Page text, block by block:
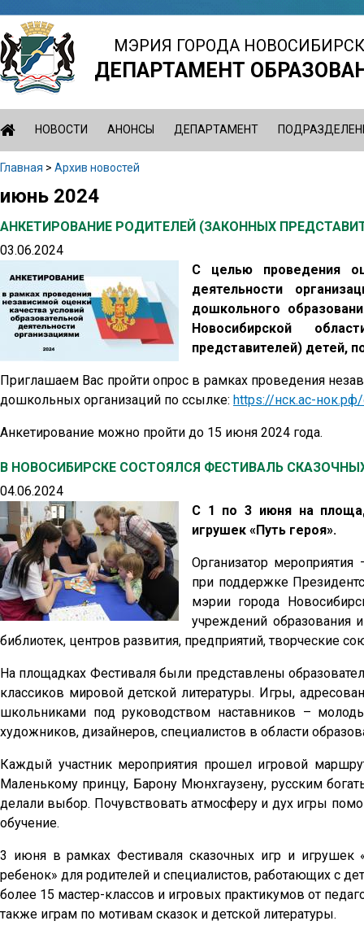
Jump
to
navigation
МЭРИЯ ГОРОДА
ДЕПАРТАМЕНТ
НОВОСТИ АНОНСЫ ДЕПАРТАМЕНТ
Главная > Архив новостей
Back
top
июнь 2024
АНКЕТИРОВАНИЕ РОДИТЕЛЕЙ (ЗАКОННЫХ
03.06.2024
С целью проведения
деятельности
дошкольного
Новосибирской
представителей) детей,
Приглашаем Вас пройти опрос в рамках проведения
дошкольных организаций по ссылке: https://нск.ас-
Анкетирование можно пройти до 15 июня 2024 года.
В НОВОСИБИРСКЕ СОСТОЯЛСЯ ФЕСТИВАЛЬ
04.06.2024
С 1 по 3 июня на
игрушек «Путь героя».
Организатор
при поддержке
мэрии города
учреждений образования
библиотек, центров развития, предприятий, творческие
На площадках Фестиваля были представлены
классиков мировой детской литературы. Игры,
школьниками под руководством наставников –
художников, дизайнеров, специалистов в области
Каждый участник мероприятия прошел игровой
Маленькому принцу, Барону Мюнхгаузену, русским
делали выбор. Почувствовать атмосферу и дух игры
обучение.
3 июня в рамках Фестиваля сказочных игр и игрушек
ребенок» для родителей и специалистов, работающих с
более 15 мастер-классов и игровых практикумов от
также играм по мотивам сказок и детской литературы.